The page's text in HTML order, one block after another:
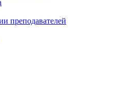
преподавателей